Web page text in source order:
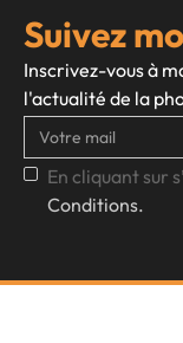
Suivez
Inscrivez-vous à
l'actualité de la
En cliquant sur
Conditions.